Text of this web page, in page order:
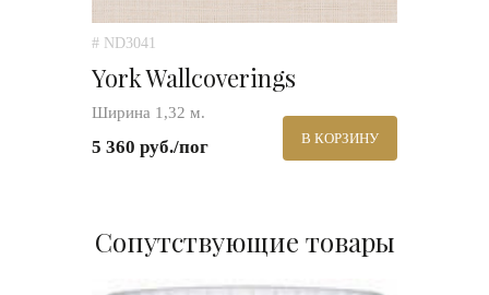
# ND3041
York Wallcoverings
Ширина 1,32 м.
5 360 руб./пог В КОРЗИНУ
Сопутствующие товары